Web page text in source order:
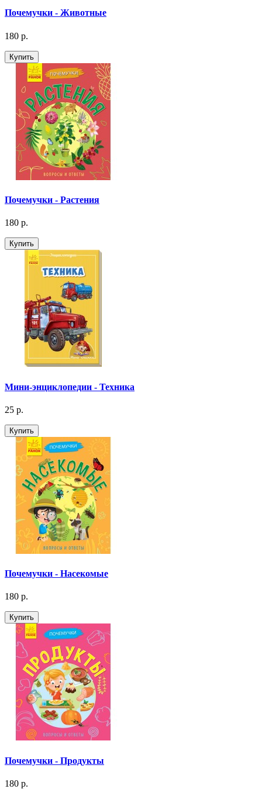
Почемучки - Животные
180 р.
Купить
Почемучки - Растения
180 р.
Купить
Мини-энциклопедии - Техника
25 р.
Купить
Почемучки - Насекомые
180 р.
Купить
Почемучки - Продукты
180 р.